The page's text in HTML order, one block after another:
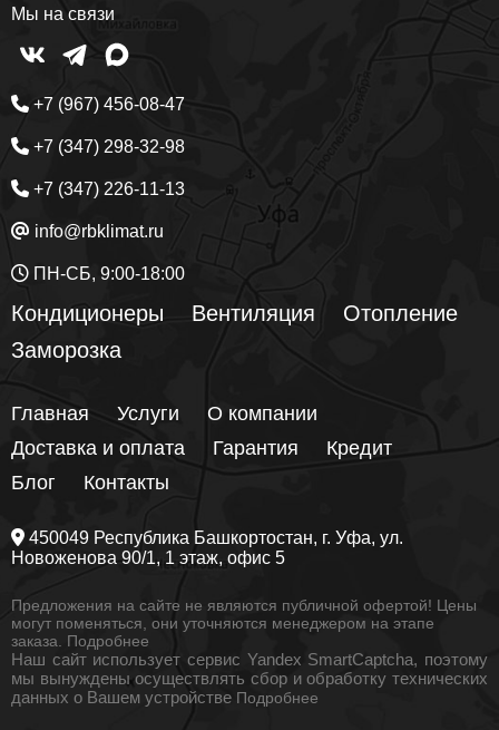
Мы на связи
+7 (967) 456-08-47
+7 (347) 298-32-98
+7 (347) 226-11-13
info@rbklimat.ru
ПН-СБ, 9:00-18:00
Кондиционеры Вентиляция
Отопление
Заморозка
Главная Услуги
О компании
Доставка и оплата
Гарантия
Кредит
Блог
Контакты
450049 Республика Башкортостан, г. Уфа, ул.
Новоженова 90/1, 1 этаж, офис 5
Предложения на сайте не являются публичной офертой! Цены
могут поменяться, они уточняются менеджером на этапе
заказа. Подробнее
Наш сайт использует сервис Yandex SmartCaptcha, поэтому
мы вынуждены осуществлять сбор и обработку технических
данных о Вашем устройстве Подробнее